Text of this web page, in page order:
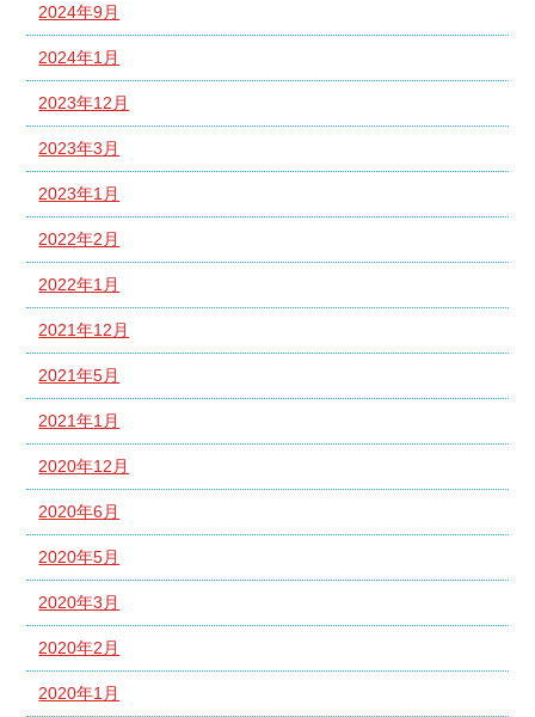
2024年9月
2024年1月
2023年12月
2023年3月
2023年1月
2022年2月
2022年1月
2021年12月
2021年5月
2021年1月
2020年12月
2020年6月
2020年5月
2020年3月
2020年2月
2020年1月